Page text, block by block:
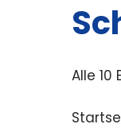
Alle